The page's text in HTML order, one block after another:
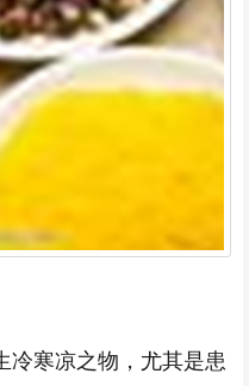
寒凉之物，尤其是患